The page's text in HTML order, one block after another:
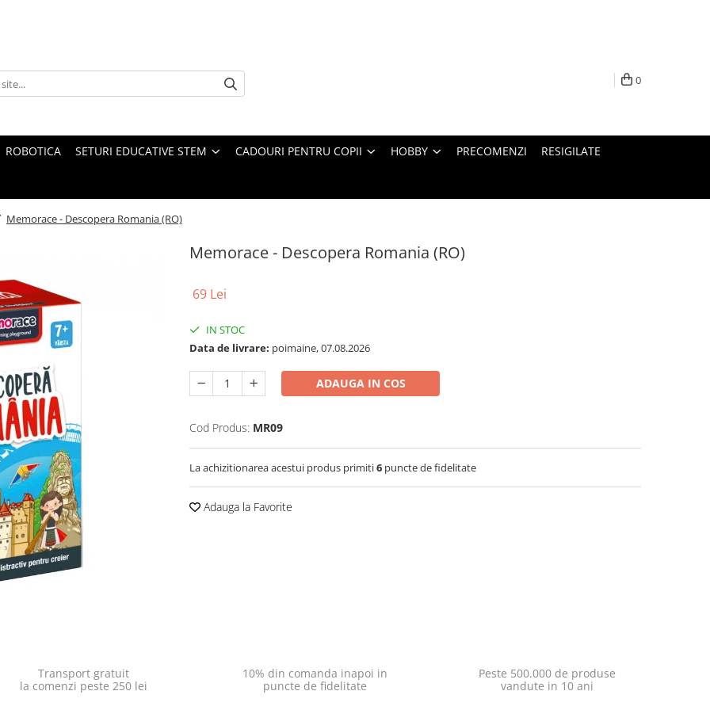
0
ROBOTICA SETURI EDUCATIVE STEM CADOURI PENTRU COPII HOBBY PRECOMENZI RESIGILATE
Memorace - Descopera Romania (RO)
Memorace - Descopera Romania (RO)
69 Lei
IN STOC
Data de livrare: poimaine, 07.08.2026
ADAUGA IN COS
Cod Produs: MR09
La achizitionarea acestui produs primiti6 puncte de fidelitate
Adauga la Favorite
Transport gratuit
la comenzi peste 250 lei
10% din comanda inapoi in
puncte de fidelitate
Peste 500.000 de produse
vandute in 10 ani